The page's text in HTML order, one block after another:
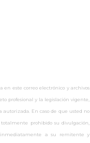
en este correo electrónico y archivos
profesional y la legislación vigente,
autorizada. En caso de que usted no
prohibido su divulgación,
inmediatamente a su remitente y